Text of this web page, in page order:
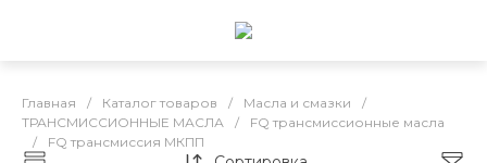
Главная / Каталог товаров / Масла и смазки
/
ТРАНСМИССИОННЫЕ МАСЛА
/
FQ трансмиссионные масла
/
FQ трансмиссия МКПП